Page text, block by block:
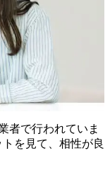
者で行われていま
を見て、相性が良